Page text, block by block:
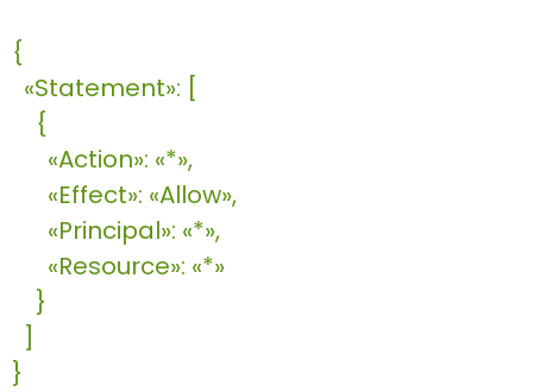
{
«Statement»: [
{
«Action»: «*»,
«Effect»: «Allow»,
«Principal»: «*»,
«Resource»: «*»
}
]
}